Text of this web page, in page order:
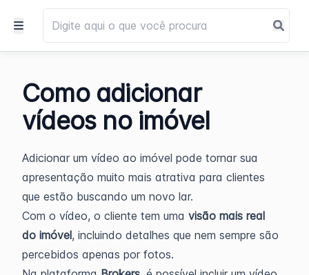
Como adicionar
vídeos no imóvel
Adicionar um vídeo ao imóvel pode tornar sua
apresentação muito mais atrativa para clientes
que estão buscando um novo lar.
Com o vídeo, o cliente tem uma visão mais real
do imóvel, incluindo detalhes que nem sempre são
percebidos apenas por fotos.